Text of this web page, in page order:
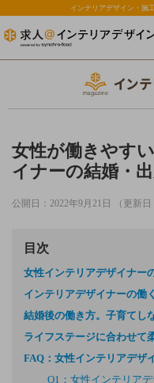
インテリアデザイン・施
女性が働きやす
イナーの結婚・
公開日：2022年9月21日 （更新日
目次
女性インテリアデザイナー
インテリアデザイナーの働
結婚後の働き方。子育てし
ライフステージに合わせて
FAQ：女性インテリアデザ
Q1：女性インテリア